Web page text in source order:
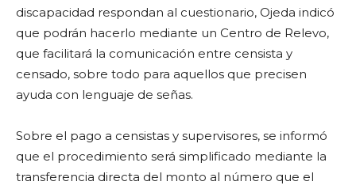
discapacidad respondan al cuestionario, Ojeda indicó
que podrán hacerlo mediante un Centro de Relevo,
que facilitará la comunicación entre censista y
censado, sobre todo para aquellos que precisen
ayuda con lenguaje de señas.
Sobre el pago a censistas y supervisores, se informó
que el procedimiento será simplificado mediante la
transferencia directa del monto al número que el